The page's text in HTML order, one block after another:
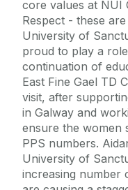
core values at NUI
Respect - these
University of
proud to play a
continuation of
East Fine Gael TD
visit, after
in Galway and
ensure the women
PPS numbers.
University of
increasing number